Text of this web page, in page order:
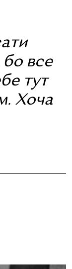
бо все
тут
Хоча